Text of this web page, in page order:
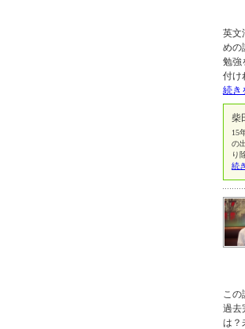
英文
めの
勉強
付け
続き
柴
15
の
り
続
この
過去
は？